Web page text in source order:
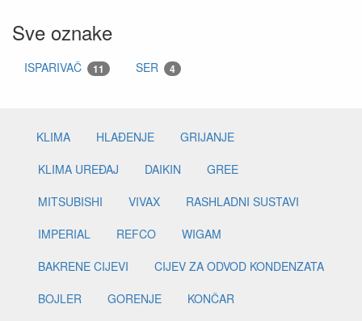
Sve oznake
ISPARIVAČ 11 SER 4
KLIMA HLAĐENJE
GRIJANJE
KLIMA UREĐAJ
DAIKIN
GREE
MITSUBISHI
VIVAX
RASHLADNI SUSTAVI
IMPERIAL
REFCO
WIGAM
BAKRENE CIJEVI
CIJEV ZA ODVOD KONDENZATA
BOJLER
GORENJE
KONČAR